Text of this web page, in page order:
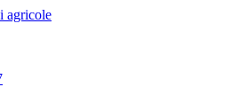
agricole